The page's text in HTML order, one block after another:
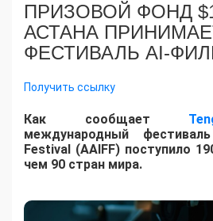
ПРИЗОВОЙ ФОНД
АСТАНА
ФЕСТИВАЛЬ AI-
Получить ссылку
Как сообщает
международный
Festival (AAIFF) поступило
чем 90 стран мира.